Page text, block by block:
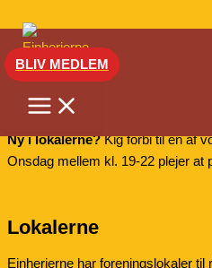
BLIV MEDLEM
Lokaler
Ny i lokalerne?Kig forbi til en af
Onsdag mellem kl. 19-22 plejer at
Lokalerne
Einherjerne har foreningslokaler